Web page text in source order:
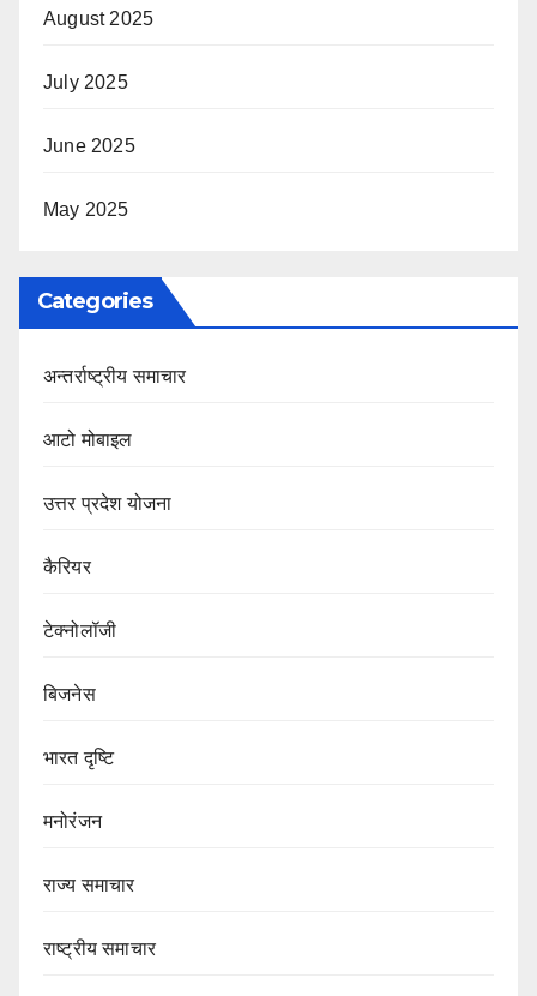
August 2025
July 2025
June 2025
May 2025
Categories
अन्तर्राष्ट्रीय समाचार
आटो मोबाइल
उत्तर प्रदेश योजना
कैरियर
टेक्नोलॉजी
बिजनेस
भारत दृष्टि
मनोरंजन
राज्य समाचार
राष्ट्रीय समाचार